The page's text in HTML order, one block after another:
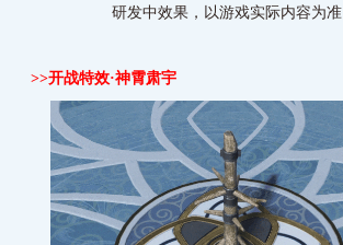
研发中效果，以游戏实际内容为准
>>开战特效·神霄肃宇